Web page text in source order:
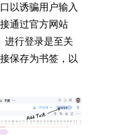
以诱骗用户输入
通过官方网站
进行登录是至关
保存为书签，以